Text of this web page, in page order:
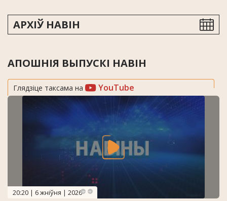
АРХІЎ НАВІН
АПОШНІЯ ВЫПУСКІ НАВІН
Глядзіце таксама на YouTube
20:20 | 6 жніўня | 2026